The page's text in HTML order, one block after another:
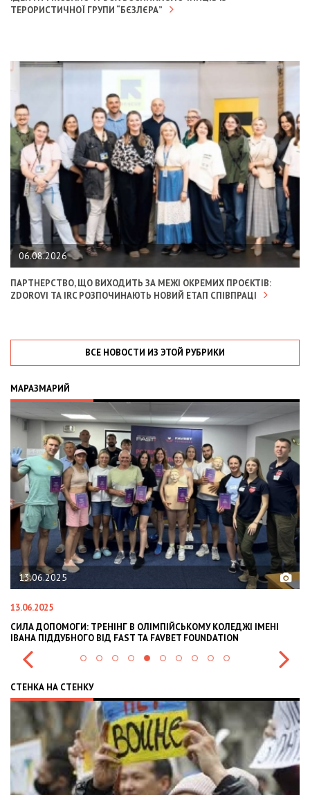
ТЕРОРИСТИЧНОЇ ГРУПИ “БЄЗЛЄРА”
06.08.2026
ПАРТНЕРСТВО, ЩО ВИХОДИТЬ ЗА МЕЖІ ОКРЕМИХ ПРОЄКТІВ:
ZDOROVI ТА IRC РОЗПОЧИНАЮТЬ НОВИЙ ЕТАП СПІВПРАЦІ
ВСЕ НОВОСТИ ИЗ ЭТОЙ РУБРИКИ
МАРАЗМАРИЙ
13.06.2025
13.06.2025
СИЛА ДОПОМОГИ: ТРЕНІНГ В ОЛІМПІЙСЬКОМУ КОЛЕДЖІ ІМЕНІ
ІВАНА ПІДДУБНОГО ВІД FAST ТА FAVBET FOUNDATION
СТЕНКА НА СТЕНКУ